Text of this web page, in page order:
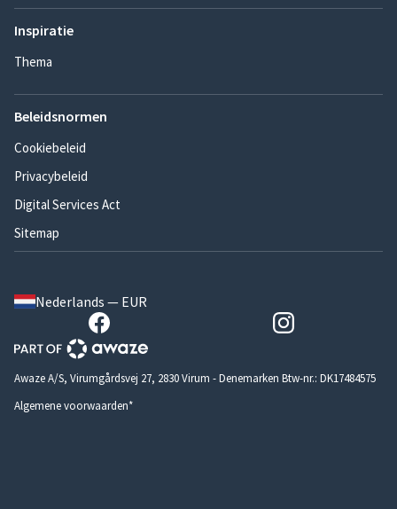
Inspiratie
Thema
Beleidsnormen
Cookiebeleid
Privacybeleid
Digital Services Act
Sitemap
Nederlands — EUR
Awaze A/S, Virumgårdsvej 27, 2830 Virum - Denemarken Btw-nr.: DK17484575
Algemene voorwaarden*